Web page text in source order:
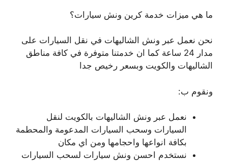
ما هي ميزات خدمة كرين ونش سيارات؟
نحن نعمل عبر ونش الشاليهات في نقل السيارات على
مدار 24 ساعة كما ان خدمتنا متوفرة في كافة مناطق
الشاليهات والكويت وبسعر رخيص جدا
ونقوم ب:
نعمل عبر ونش الشاليهات بالكويت لنقل
السيارات وسحب السيارات المدعومة والمحطمة
بكافة انواعها واحجامها ومن اي مكان
نستخدم احسن ونش سيارات لسحب السيارات